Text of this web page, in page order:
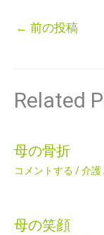
← 前の投稿
Related
母の骨折
コメントする /介護
母の笑顔